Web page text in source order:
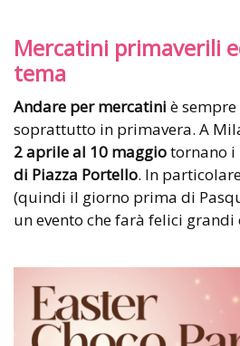
Mercatini primaverili
tema
Andare per mercatini è
soprattutto in primavera. A
2 aprile al 10 maggiotornano i
di Piazza Portello. In
(quindi il giorno prima di
un evento che farà felici grandi